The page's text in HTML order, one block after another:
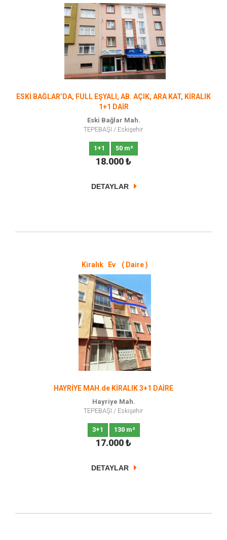
ESKİ BAĞLAR’DA, FULL EŞYALI, AB. AÇIK, ARA KAT, KİRALIK
1+1 DAİR
Eski Bağlar Mah.
TEPEBAŞI / Eskişehir
1+1 50 m²
18.000₺
DETAYLAR
Kiralık Ev ( Daire )
HAYRİYE MAH.de KİRALIK 3+1 DAİRE
Hayriye Mah.
TEPEBAŞI / Eskişehir
3+1 130 m²
17.000₺
DETAYLAR